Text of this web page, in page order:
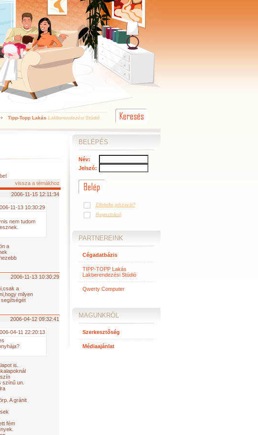
Tipp-Topp Lakás Lakberendezési Stúdió
vissza a témákhoz
2006-11-15 12:11:34
11-13 10:30:29
nem tudom
a
2006-11-13 10:30:29
a
milyen
segítségét
2006-04-12 09:32:41
04-11 22:20:13
is.
színű un.
A gránit
fém
BELÉPÉS
Név:
Jelszó:
Elfeledte jelszavát?
Regisztráció
PARTNEREINK
Cégadatbázis
TIPP-TOPP Lakás
Lakberendezési Stúdió
Qwerty Computer
MAGUNKRÓL
Szerkesztőség
Médiaajánlat